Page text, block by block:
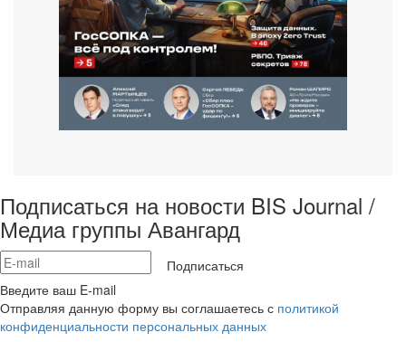
Подписаться на новости BIS Journal /
Медиа группы Авангард
Подписаться
Введите ваш E-mail
Отправляя данную форму вы соглашаетесь с политикой
конфиденциальности персональных данных